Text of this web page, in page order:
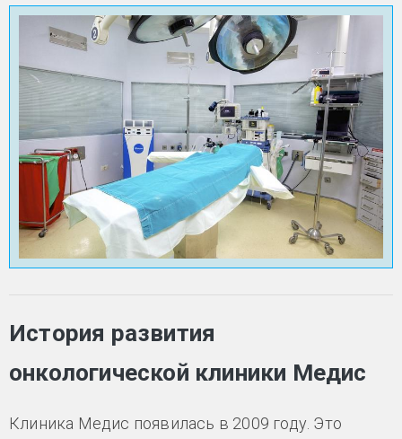
История развития
онкологической клиники Медис
Клиника Медис появилась в 2009 году. Это